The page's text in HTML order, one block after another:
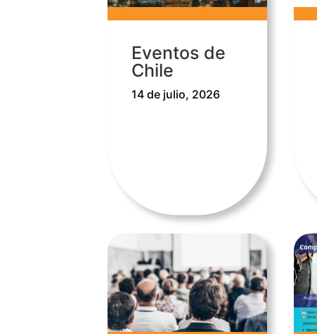
Eventos de
Chile
14 de julio, 2026